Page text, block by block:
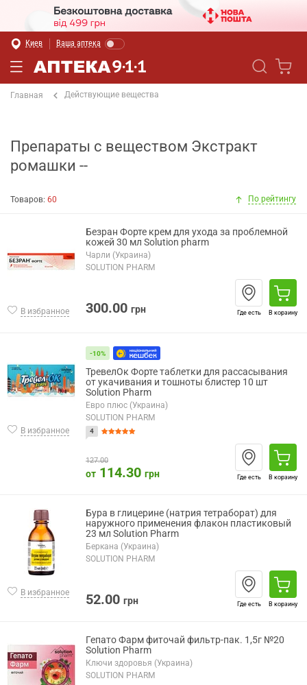
Киев Ваша аптека
Главная Действующие вещества
Препараты с веществом Экстракт
ромашки --
Товаров: 60 По рейтингу
В избранное
Безран Форте крем для ухода за проблемной
кожей 30 мл Solution pharm
Чарли (Украина)
SOLUTION PHARM
300.00 грн Где есть В корзину
В избранное
-10%
ТревелОк Форте таблетки для рассасывания
от укачивания и тошноты блистер 10 шт
Solution Pharm
Евро плюс (Украина)
SOLUTION PHARM
4
127.00
от 114.30 грн Где есть В корзину
В избранное
Бура в глицерине (натрия тетраборат) для
наружного применения флакон пластиковый
23 мл Solution Pharm
Беркана (Украина)
SOLUTION PHARM
52.00 грн Где есть В корзину
Гепато Фарм фиточай фильтр-пак. 1,5г №20
Solution Pharm
Ключи здоровья (Украина)
SOLUTION PHARM